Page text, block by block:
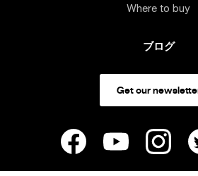
Where to buy
ブログ
Get our